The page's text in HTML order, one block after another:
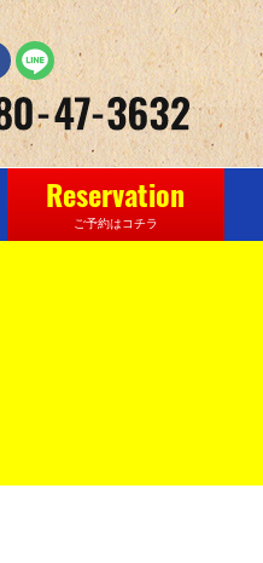
Reservation
ご予約はコチラ